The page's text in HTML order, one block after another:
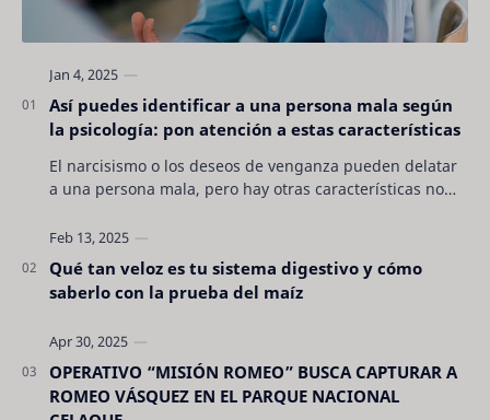
Así puedes identificar a una persona mala según
la psicología: pon atención a estas características
El narcisismo o los deseos de venganza pueden delatar
a una persona mala, pero hay otras características no
Qué tan veloz es tu sistema digestivo y cómo
saberlo con la prueba del maíz
OPERATIVO “MISIÓN ROMEO” BUSCA CAPTURAR A
ROMEO VÁSQUEZ EN EL PARQUE NACIONAL